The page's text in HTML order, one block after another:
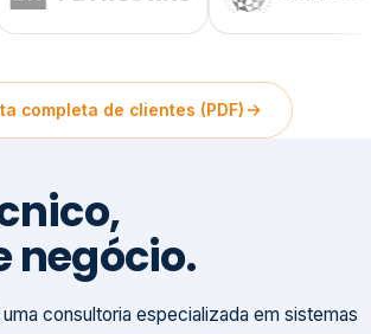
completa de clientes (PDF)
negócio.
consultoria especializada em sistemas